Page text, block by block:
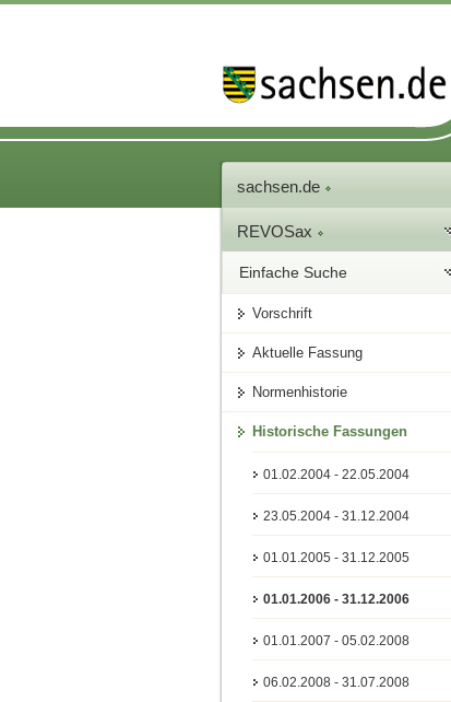
sachsen.de
REVOSax
Einfache Suche
Vorschrift
Aktuelle Fassung
Normenhistorie
Historische Fassungen
01.02.2004 - 22.05.2004
23.05.2004 - 31.12.2004
01.01.2005 - 31.12.2005
01.01.2006 - 31.12.2006
01.01.2007 - 05.02.2008
06.02.2008 - 31.07.2008